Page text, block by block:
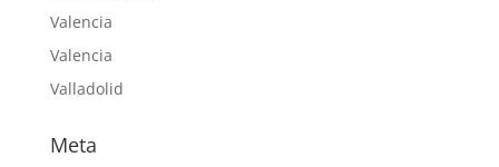
Valencia
Valencia
Valladolid
Meta